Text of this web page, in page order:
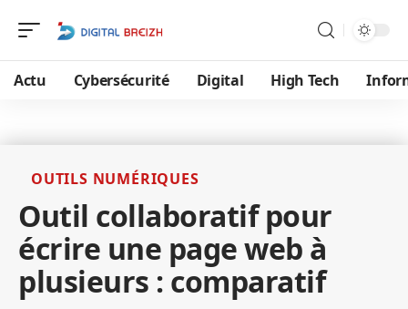
Actu Cybersécurité Digital High Tech
OUTILS NUMÉRIQUES
Outil collaboratif pour
écrire une page web à
plusieurs : comparatif